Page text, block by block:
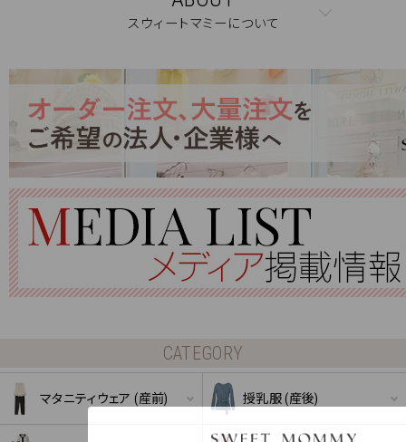
スウィートマミーについて
CATEGORY
マタニティウェア (産前) 授乳服 (産後)